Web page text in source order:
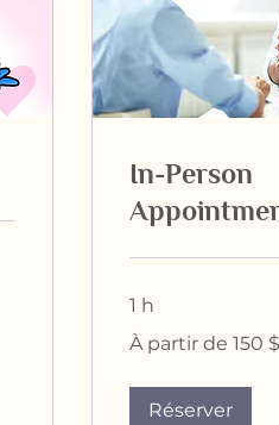
In-Person
1 h
À
partir
dollars
États-
À partir de 150
Réserver